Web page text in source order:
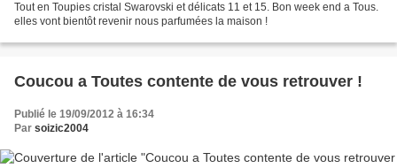
Tout en Toupies cristal Swarovski et délicats 11 et 15. Bon week end a Tous.
elles vont bientôt revenir nous parfumées la maison !
Coucou a Toutes contente de vous retrouver !
Publié le 19/09/2012 à 16:34
Par soizic2004